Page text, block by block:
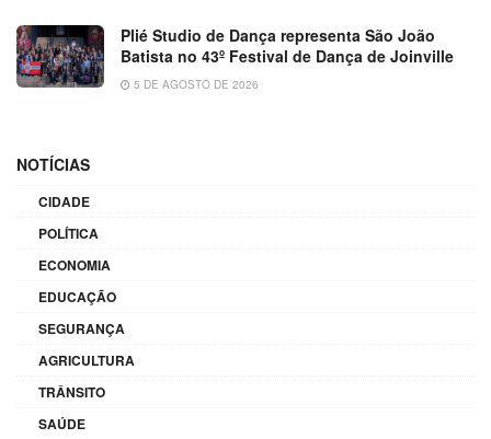
Plié Studio de Dança representa São João
Batista no 43º Festival de Dança de Joinville
5 DE AGOSTO DE 2026
NOTÍCIAS
CIDADE
POLÍTICA
ECONOMIA
EDUCAÇÃO
SEGURANÇA
AGRICULTURA
TRÂNSITO
SAÚDE